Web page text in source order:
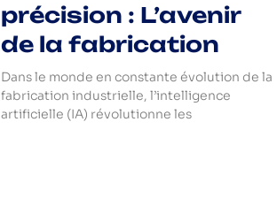
précision : L’avenir
de la fabrication
Dans le monde en constante évolution de la
fabrication industrielle, l’intelligence
artificielle (IA) révolutionne les